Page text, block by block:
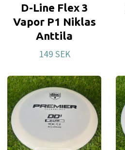
D-Line Flex 3
Vapor P1 Niklas
Anttila
149 SEK